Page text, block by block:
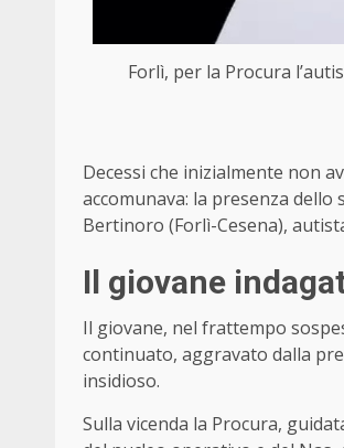
Forlì, per la Procura
Decessi che inizialmente non
accomunava: la presenza
Bertinoro (Forlì-Cesena),
Il giovane
Il giovane, nel frattempo
continuato, aggravato dalla
insidioso.
Sulla vicenda la Procura,